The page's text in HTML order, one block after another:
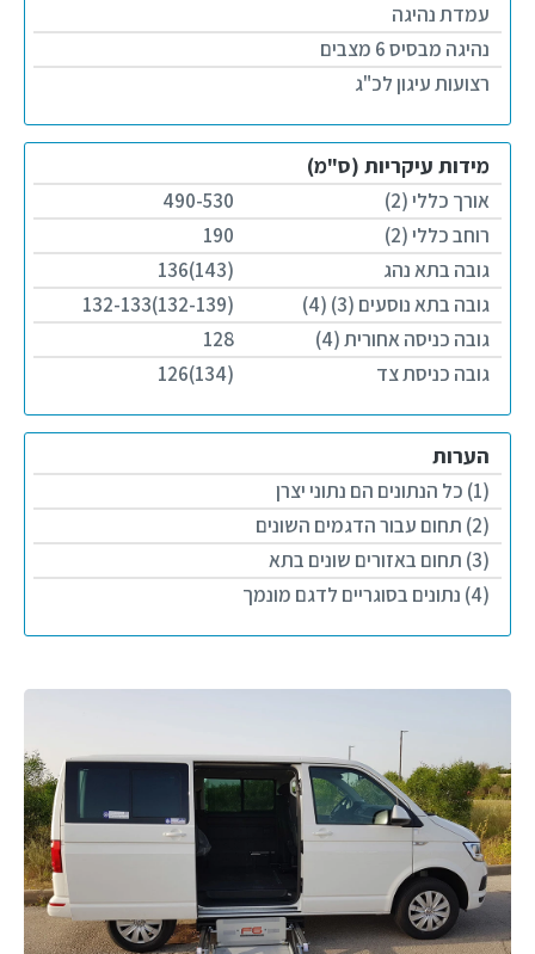
עמדת נהיגה
נהיגה מבסיס 6 מצבים
רצועות עיגון לכ"ג
מידות עיקריות (ס"מ)
אורך כללי (2)
490-530
רוחב כללי (2)
190
גובה בתא נהג
(143)136
גובה בתא נוסעים (3) (4)
(132-139)132-133
גובה כניסה אחורית (4)
128
גובה כניסת צד
(134)126
הערות
(1) כל הנתונים הם נתוני יצרן
(2) תחום עבור הדגמים השונים
(3) תחום באזורים שונים בתא
(4) נתונים בסוגריים לדגם מונמך